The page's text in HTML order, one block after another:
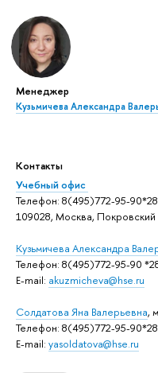
Менеджер
Кузьмичева Александра
Контакты
Учебный офис
Телефон: 8(495)772-95-
109028, Москва, Покровский
Кузьмичева Александра
Телефон: 8(495)772-95-90
E-mail: akuzmicheva@hse.ru
Солдатова Яна Валерьевна,
Телефон: 8(495)772-95-
E-mail: yasoldatova@hse.ru